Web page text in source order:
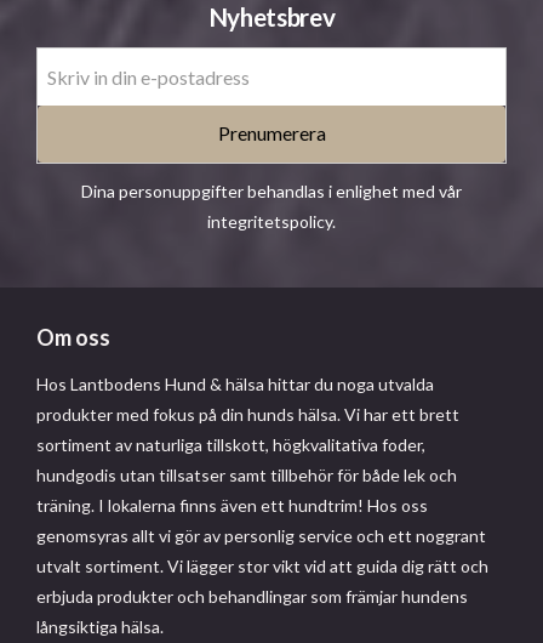
Nyhetsbrev
Prenumerera
Dina personuppgifter behandlas i enlighet med vår
integritetspolicy.
Om oss
Hos Lantbodens Hund & hälsa hittar du noga utvalda
produkter med fokus på din hunds hälsa. Vi har ett brett
sortiment av naturliga tillskott, högkvalitativa foder,
hundgodis utan tillsatser samt tillbehör för både lek och
träning. I lokalerna finns även ett hundtrim! Hos oss
genomsyras allt vi gör av personlig service och ett noggrant
utvalt sortiment. Vi lägger stor vikt vid att guida dig rätt och
erbjuda produkter och behandlingar som främjar hundens
långsiktiga hälsa.